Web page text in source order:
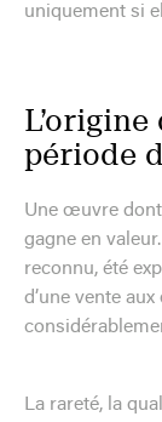
uniquement si
période
Une œuvre
gagne en
reconnu, été
d’une vente
La rareté, la